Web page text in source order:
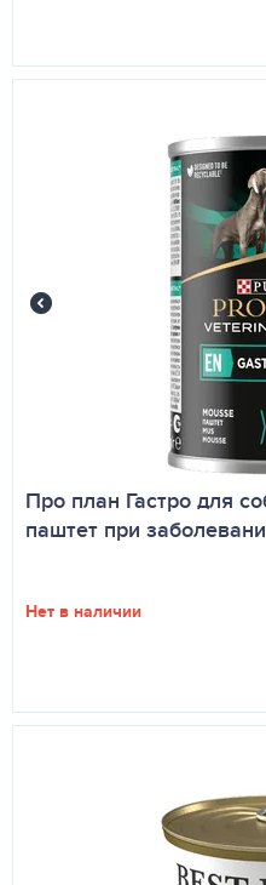
Про план Гастро для
паштет при
Нет в наличии